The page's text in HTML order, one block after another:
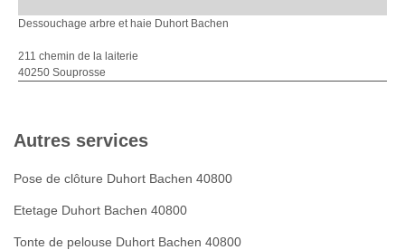
Dessouchage arbre et haie Duhort Bachen
211 chemin de la laiterie
40250 Souprosse
Autres services
Pose de clôture Duhort Bachen 40800
Etetage Duhort Bachen 40800
Tonte de pelouse Duhort Bachen 40800